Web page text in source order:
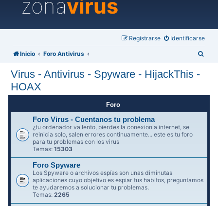
zonavirus
Identificarse
Registrarse
Inicio Foro Antivirus
Virus - Antivirus - Spyware - HijackThis -
HOAX
Foro
Foro Virus - Cuentanos tu problema
¿tu ordenador va lento, pierdes la conexion a internet, se
reinicia solo, salen errores continuamente... este es tu foro
para tu problemas con los virus
Temas:15303
Foro Spyware
Los Spyware o archivos espías son unas diminutas
aplicaciones cuyo objetivo es espiar tus habitos, preguntamos
te ayudaremos a solucionar tu problemas.
Temas:2265